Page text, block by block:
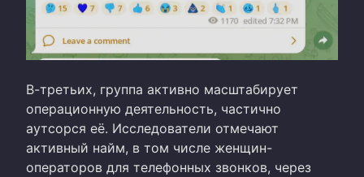
В-третьих, группа активно масштабирует
операционную деятельность, частично
аутсорся её. Исследователи отмечают
активный найм, в том числе женщин-
операторов для телефонных звонков, через